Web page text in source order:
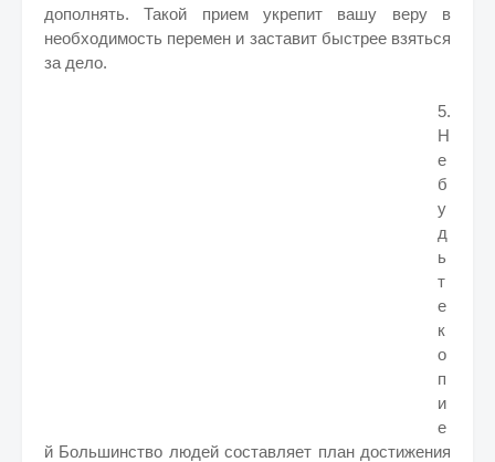
дополнять. Такой прием укрепит вашу веру в
необходимость перемен и заставит быстрее взяться
за дело.
5.
Н
е
б
у
д
ь
т
е
к
о
п
и
е
й Большинство людей составляет план достижения